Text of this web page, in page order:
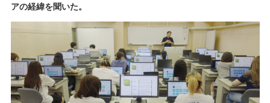
アの経緯を聞いた。